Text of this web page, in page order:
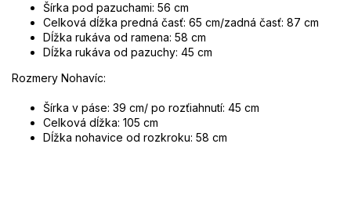
Šírka pod pazuchami: 56 cm
Celková dĺžka predná časť: 65 cm/zadná časť: 87 cm
Dĺžka rukáva od ramena: 58 cm
Dĺžka rukáva od pazuchy: 45 cm
Rozmery Nohavíc:
Šírka v páse: 39 cm/ po rozťiahnutí: 45 cm
Celková dĺžka: 105 cm
Dĺžka nohavice od rozkroku: 58 cm